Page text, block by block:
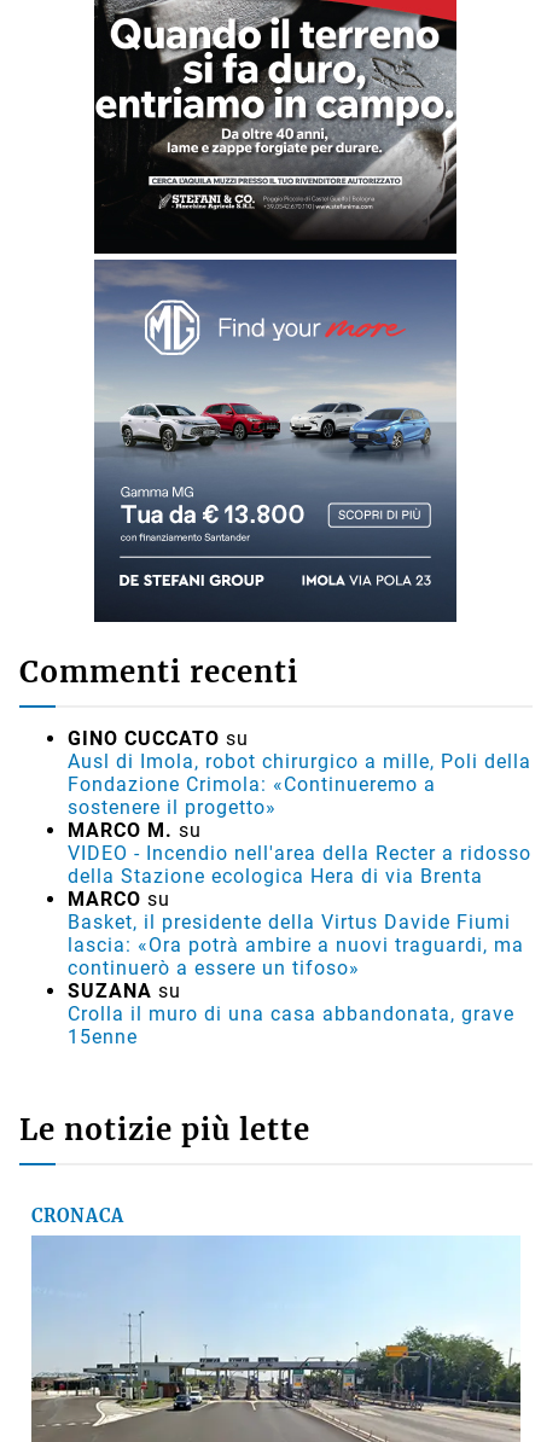
Commenti recenti
GINO CUCCATO su
Ausl di Imola, robot chirurgico a mille, Poli della
Fondazione Crimola: «Continueremo a
sostenere il progetto»
MARCO M. su
VIDEO - Incendio nell'area della Recter a ridosso
della Stazione ecologica Hera di via Brenta
MARCO su
Basket, il presidente della Virtus Davide Fiumi
lascia: «Ora potrà ambire a nuovi traguardi, ma
continuerò a essere un tifoso»
SUZANA su
Crolla il muro di una casa abbandonata, grave
15enne
Le notizie più lette
CRONACA